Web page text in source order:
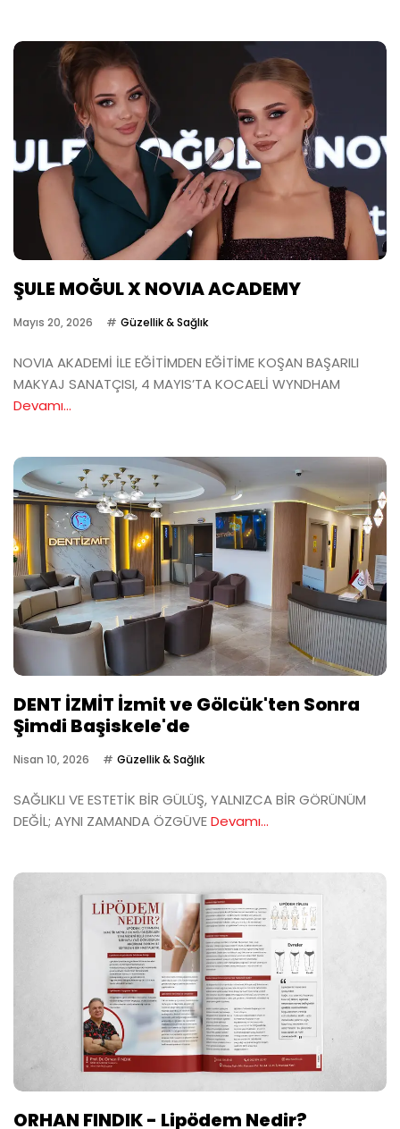
ŞULE MOĞUL X NOVIA ACADEMY
Mayıs 20, 2026 Güzellik & Sağlık
NOVIA AKADEMİ İLE EĞİTİMDEN EĞİTİME KOŞAN BAŞARILI
MAKYAJ SANATÇISI, 4 MAYIS’TA KOCAELİ WYNDHAM
Devamı...
DENT İZMİT İzmit ve Gölcük'ten Sonra
Şimdi Başiskele'de
Nisan 10, 2026 Güzellik & Sağlık
SAĞLIKLI VE ESTETİK BİR GÜLÜŞ, YALNIZCA BİR GÖRÜNÜM
DEĞİL; AYNI ZAMANDA ÖZGÜVEDevamı...
ORHAN FINDIK - Lipödem Nedir?